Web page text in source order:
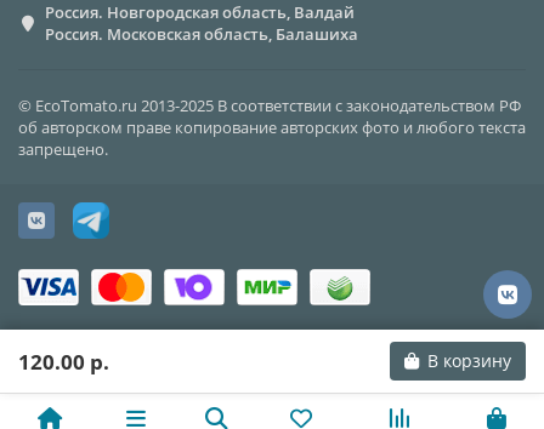
Россия. Новгородская область, Валдай
Россия. Московская область, Балашиха
© EcoTomato.ru 2013-2025 В соответствии с законодательством РФ
об авторском праве копирование авторских фото и любого текста
запрещено.
120.00 р. В корзину